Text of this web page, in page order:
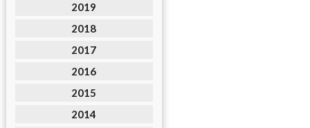
2019
2018
2017
2016
2015
2014